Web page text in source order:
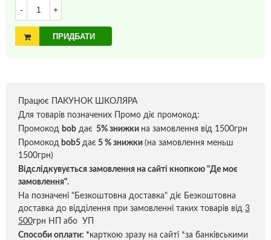
- +
ПРИДБАТИ
Працює ПАКУНОК ШКОЛЯРА
Для товарів позначених Промо діє промокод:
Промокод bob дає 5% знижки на замовлення від 1500грн
Промокод bob5 дає 5 % знижки (на замовлення меньш
1500грн)
Відслідкувується замовлення на сайті кнопкою "Де моє
замовлення".
На позначені "Безкоштовна доставка" діє Безкоштовна
доставка до відділення при замовленні таких товарів від 3
500грн НП або УП
Способи оплати: *карткою зразу на сайті *за банківськими